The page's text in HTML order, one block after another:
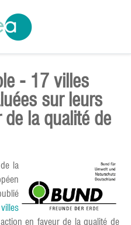
- 17 villes
sur leurs
la qualité de
la
en faveur de la qualité de